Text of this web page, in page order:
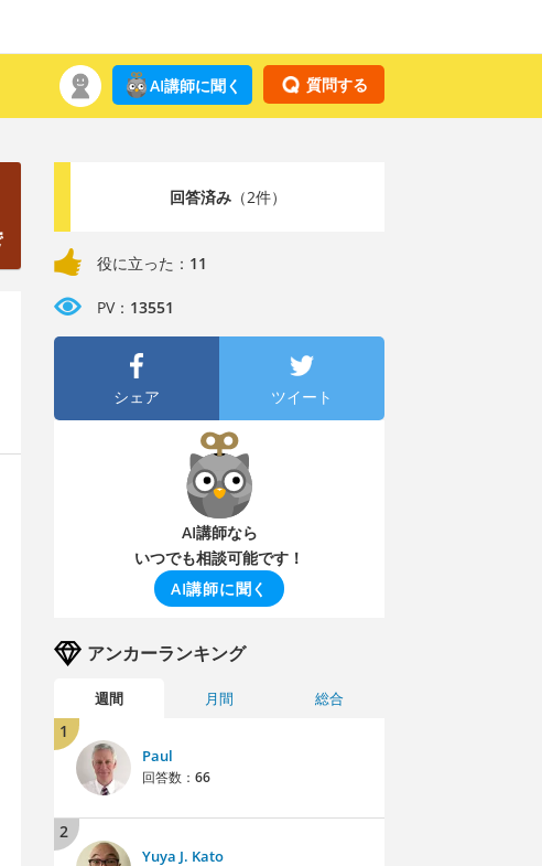
質問する
AI講師に聞く
回答済み（2件）
役に立った： 11
PV： 13551
シェア ツイート
AI講師なら
いつでも相談可能です！
AI講師に聞く
アンカーランキング
週間 月間 総合
1
Paul
回答数： 66
2
Yuya J. Kato